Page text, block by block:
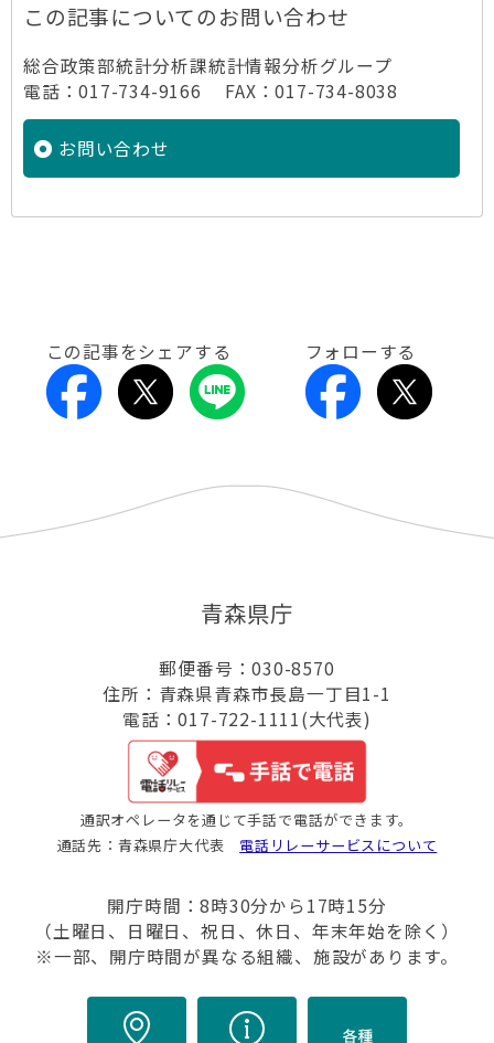
この記事についてのお問い合わせ
総合政策部統計分析課統計情報分析グループ
電話：017-734-9166 FAX：017-734-8038
お問い合わせ
この記事をシェアする フォローする
青森県庁
郵便番号：030-8570
住所：青森県青森市長島一丁目1-1
電話：017-722-1111(大代表)
通訳オペレータを通じて手話で電話ができます。
通話先：青森県庁大代表 電話リレーサービスについて
開庁時間：8時30分から17時15分
（土曜日、日曜日、祝日、休日、年末年始を除く）
※一部、開庁時間が異なる組織、施設があります。